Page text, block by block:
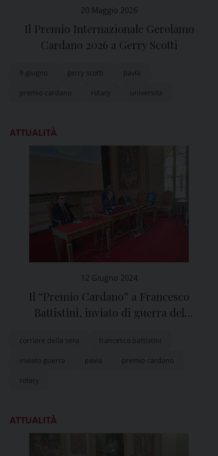
20 Maggio 2026
Il Premio Internazionale Gerolamo
Cardano 2026 a Gerry Scotti
9 giugno gerry scotti pavia
premio cardano rotary università
ATTUALITÀ
12 Giugno 2024
Il “Premio Cardano” a Francesco
Battistini, inviato di guerra del
corriere della sera francesco battistini
inviato guerra pavia premio cardano
rotary
ATTUALITÀ